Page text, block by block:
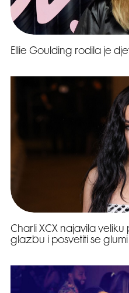
Ellie Goulding rodila je
Charli XCX najavila veliku
glazbu i posvetiti se glumi